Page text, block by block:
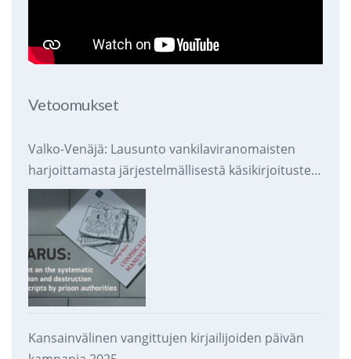
Vetoomukset
Valko-Venäjä: Lausunto vankilaviranomaisten
harjoittamasta järjestelmällisestä käsikirjoitusten
takavarikoinnista ja tuhoamisesta
Kansainvälinen vangittujen kirjailijoiden päivän